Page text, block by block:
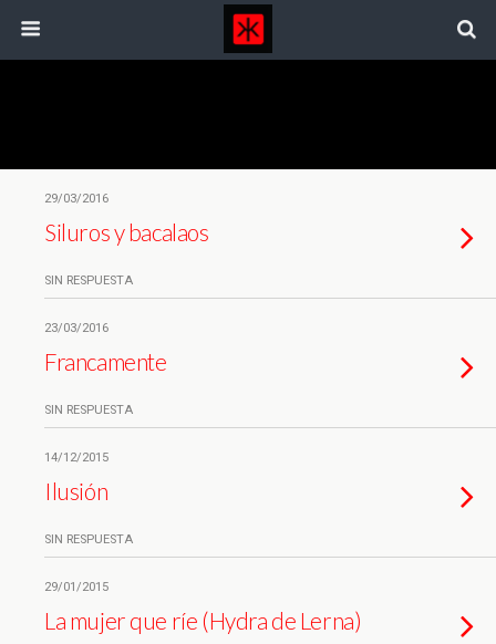
29/03/2016
Siluros y bacalaos
SIN RESPUESTA
23/03/2016
Francamente
SIN RESPUESTA
14/12/2015
Ilusión
SIN RESPUESTA
29/01/2015
La mujer que ríe (Hydra de Lerna)